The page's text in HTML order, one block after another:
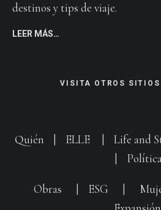
destinos y tips de viaje.
LEER MÁS…
VISITA OTROS SITIOS
Quién ELLE Life and
Obras ESG